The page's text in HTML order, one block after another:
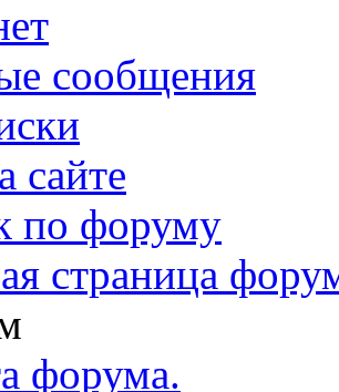
сообщения
сайте
по форуму
страница
форума.